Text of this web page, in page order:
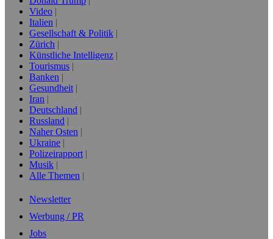
Video
Italien
Gesellschaft & Politik
Zürich
Künstliche Intelligenz
Tourismus
Banken
Gesundheit
Iran
Deutschland
Russland
Naher Osten
Ukraine
Polizeirapport
Musik
Alle Themen
Newsletter
Werbung / PR
Jobs